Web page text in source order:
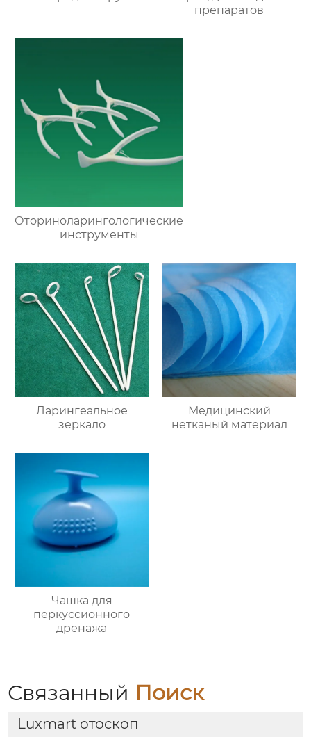
препаратов
Оториноларингологические
инструменты
Ларингеальное
зеркало
Медицинский
нетканый материал
Чашка для
перкуссионного
дренажа
Связанный Поиск
Luxmart отоскоп